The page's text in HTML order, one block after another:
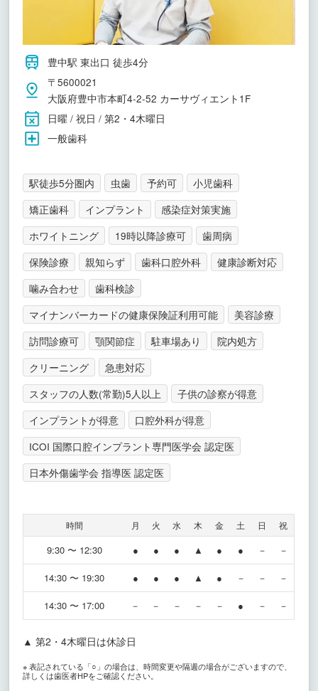
豊中駅 東出口 徒歩4分
〒5600021
大阪府豊中市本町4-2-52 カーサヴィエント1F
日曜 / 祝日 / 第2・4木曜日
一般歯科
駅徒歩5分圏内 虫歯 予約可
小児歯科
矯正歯科
インプラント
感染症対策実施
ホワイトニング
19時以降診療可
歯周病
保険診療
親知らず 歯科口腔外科
健康診断対応
噛み合わせ
歯科検診
マイナンバーカードの健康保険証利用可能
美容診療
訪問診療可
顎関節症 駐車場あり
院内処方
クリーニング
急患対応
スタッフの人数(常勤)5人以上
子供の診察が得意
インプラントが得意
口腔外科が得意
ICOI 国際口腔インプラント専門医学会 認定医
日本外傷歯学会 指導医 認定医
時間 月 火 水 木 金 土 日 祝
9:30 〜 12:30 ● ● ● ▲ ● ● － －
14:30 〜 19:30 ● ● ● ▲ ● － － －
14:30 〜 17:00 － － － － － ● － －
▲ 第2・4木曜日は休診日
※ 表記されている「○」の場合は、時間変更や隔週の場合がございますので、
詳しくは歯医者HPをご確認ください。